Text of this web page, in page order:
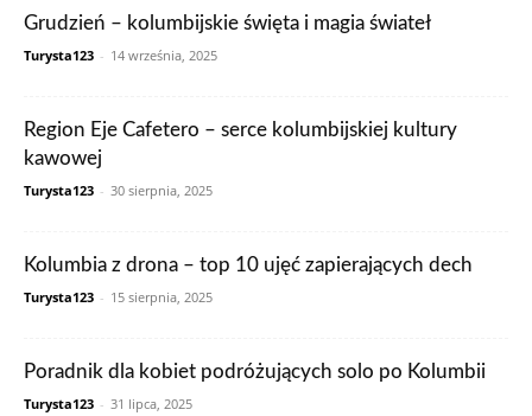
Grudzień – kolumbijskie święta i magia świateł
Turysta123 - 14 września, 2025
Region Eje Cafetero – serce kolumbijskiej kultury
kawowej
Turysta123 - 30 sierpnia, 2025
Kolumbia z drona – top 10 ujęć zapierających dech
Turysta123 - 15 sierpnia, 2025
Poradnik dla kobiet podróżujących solo po Kolumbii
Turysta123 - 31 lipca, 2025